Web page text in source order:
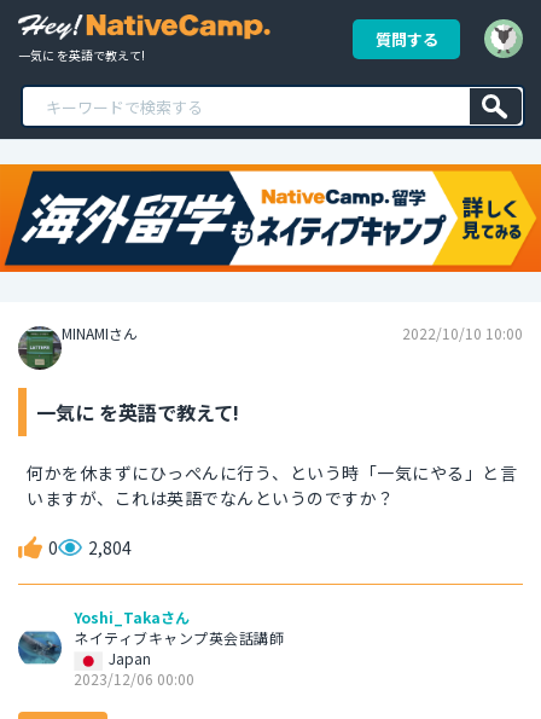
一気に を英語で教えて!
質問する
MINAMIさん 2022/10/10 10:00
一気に を英語で教えて!
何かを休まずにひっぺんに行う、という時「一気にやる」と言
いますが、これは英語でなんというのですか？
0 2,804
Yoshi_Takaさん
ネイティブキャンプ英会話講師
Japan
2023/12/06 00:00